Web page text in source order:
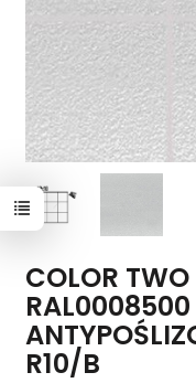
COLOR
RAL0008500
R10/B